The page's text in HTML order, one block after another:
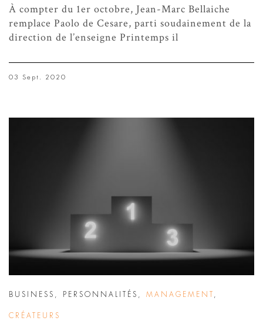
À compter du 1er octobre, Jean-Marc Bellaiche
remplace Paolo de Cesare, parti soudainement de la
direction de l’enseigne Printemps il
03 Sept. 2020
BUSINESS PERSONNALITÉS MANAGEMENT
CRÉATEURS